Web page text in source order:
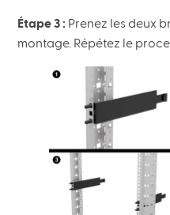
Étape 3 : Prenez les deux
montage. Répétez le